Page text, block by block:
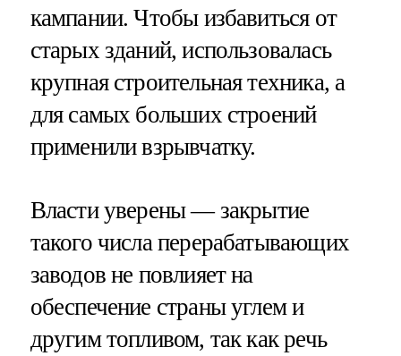
кампании. Чтобы избавиться от
старых зданий, использовалась
крупная строительная техника, а
для самых больших строений
применили взрывчатку.
Власти уверены — закрытие
такого числа перерабатывающих
заводов не повлияет на
обеспечение страны углем и
другим топливом, так как речь